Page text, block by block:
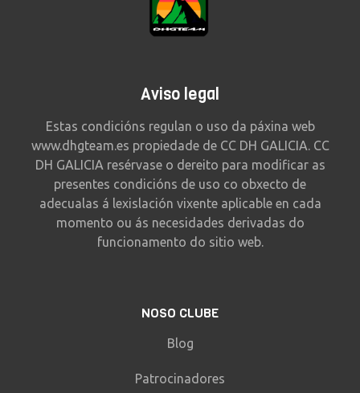
Aviso legal
Estas condicións regulan o uso da páxina web
www.dhgteam.es propiedade de CC DH GALICIA. CC
DH GALICIA resérvase o dereito para modificar as
presentes condicións de uso co obxecto de
adecualas á lexislación vixente aplicable en cada
momento ou ás necesidades derivadas do
funcionamento do sitio web.
NOSO CLUBE
Blog
Patrocinadores